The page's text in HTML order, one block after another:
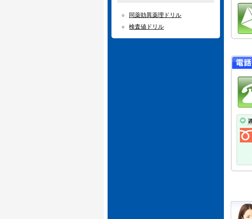
同薬効異薬理ドリル
検査値ドリル